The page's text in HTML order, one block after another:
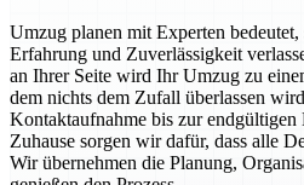
Umzug planen mit Experten
Erfahrung und Zuverlässigkeit
an Ihrer Seite wird Ihr Umzug zu
dem nichts dem Zufall überlassen
Kontaktaufnahme bis zur
Zuhause sorgen wir dafür, dass alle
Wir übernehmen die Planung,